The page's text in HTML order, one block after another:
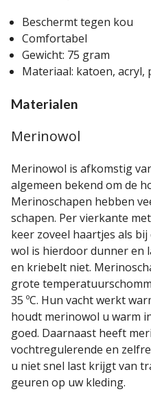
Beschermt tegen kou
Comfortabel
Gewicht: 75 gram
Materiaal: katoen, acryl,
Materialen
Merinowol
Merinowol is afkomstig
algemeen bekend om de
Merinoschapen hebben
schapen. Per vierkante
keer zoveel haartjes als bij
wol is hierdoor dunner en
en kriebelt niet.
grote
35 ºC. Hun vacht werkt
houdt merinowol u warm
goed. Daarnaast heeft
vochtregulerende en
u niet snel last krijgt van
geuren op uw kleding.